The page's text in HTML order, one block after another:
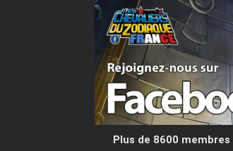
Plus de 8600 membres